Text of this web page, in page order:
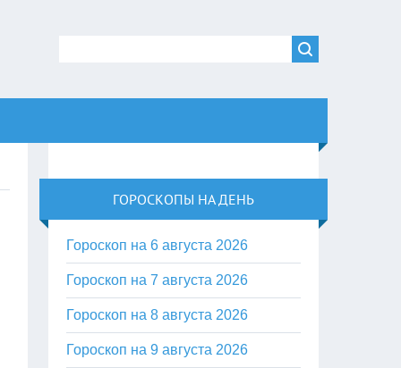
ГОРОСКОПЫ НА ДЕНЬ
Гороскоп на 6 августа 2026
Гороскоп на 7 августа 2026
Гороскоп на 8 августа 2026
Гороскоп на 9 августа 2026